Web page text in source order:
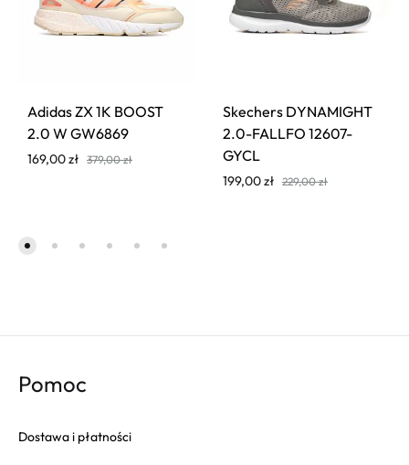
Adidas ZX 1K BOOST
2.0 W GW6869
169,00zł 379,00zł
Skechers DYNAMIGHT
2.0-FALLFO 12607-
GYCL
199,00zł 229,00zł
Pomoc
Dostawa i płatności